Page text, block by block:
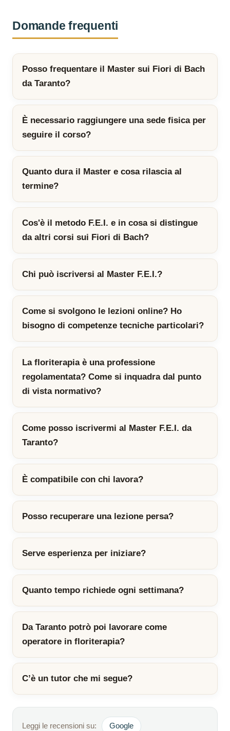
Domande frequenti
Posso frequentare il Master sui Fiori di Bach
da Taranto?
È necessario raggiungere una sede fisica per
seguire il corso?
Quanto dura il Master e cosa rilascia al
termine?
Cos'è il metodo F.E.I. e in cosa si distingue
da altri corsi sui Fiori di Bach?
Chi può iscriversi al Master F.E.I.?
Come si svolgono le lezioni online? Ho
bisogno di competenze tecniche particolari?
La floriterapia è una professione
regolamentata? Come si inquadra dal punto
di vista normativo?
Come posso iscrivermi al Master F.E.I. da
Taranto?
È compatibile con chi lavora?
Posso recuperare una lezione persa?
Serve esperienza per iniziare?
Quanto tempo richiede ogni settimana?
Da Taranto potrò poi lavorare come
operatore in floriterapia?
C’è un tutor che mi segue?
Leggi le recensioni su: Google